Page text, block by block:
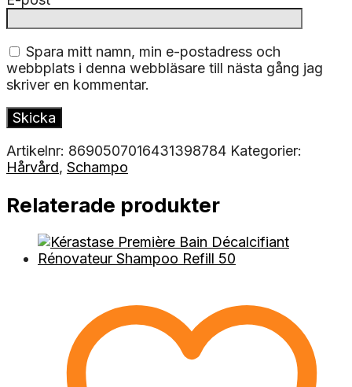
Spara mitt namn, min e-postadress och
webbplats i denna webbläsare till nästa gång jag
skriver en kommentar.
Artikelnr: 8690507016431398784 Kategorier:
Hårvård, Schampo
Relaterade produkter